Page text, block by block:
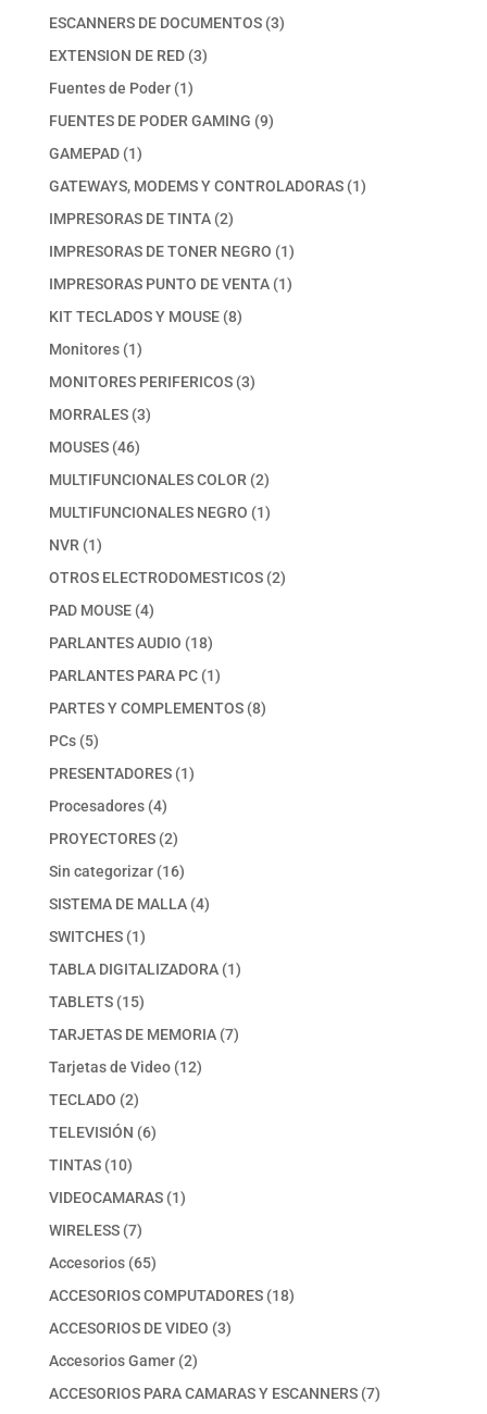
productos
ESCANNERS DE DOCUMENTOS 33
EXTENSION DE RED 33
Fuentes de Poder 11
producto
FUENTES DE PODER GAMING 99
GAMEPAD 11
producto
GATEWAYS, MODEMS Y CONTROLADORAS 11
IMPRESORAS DE TINTA 22
productos
IMPRESORAS DE TONER NEGRO 11
producto
IMPRESORAS PUNTO DE VENTA 11
KIT TECLADOS Y MOUSE 88
Monitores 11
producto
MONITORES PERIFERICOS 33
MORRALES 33
MOUSES 4646
productos
MULTIFUNCIONALES COLOR 22
productos
MULTIFUNCIONALES NEGRO 11
NVR 11
producto
OTROS ELECTRODOMESTICOS 22
PAD MOUSE 44
productos
PARLANTES AUDIO 1818
productos
PARLANTES PARA PC 11
producto
PARTES Y COMPLEMENTOS 88
PCs 55
productos
PRESENTADORES 11
Procesadores 44
productos
PROYECTORES 22
productos
Sin categorizar 1616
productos
SISTEMA DE MALLA 44
SWITCHES 11
producto
TABLA DIGITALIZADORA 11
TABLETS 1515
productos
TARJETAS DE MEMORIA 77
Tarjetas de Video 1212
TECLADO 22
productos
TELEVISIÓN 66
TINTAS 1010
productos
VIDEOCAMARAS 11
WIRELESS 77
productos
Accesorios 6565
productos
ACCESORIOS COMPUTADORES 1818
ACCESORIOS DE VIDEO 33
Accesorios Gamer 22
productos
ACCESORIOS PARA CAMARAS Y ESCANNERS 77